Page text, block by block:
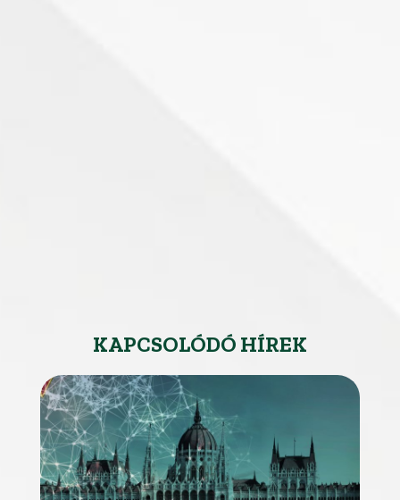
KAPCSOLÓDÓ HÍREK